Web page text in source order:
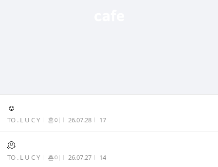
☺️
게시판명
TO . L U C Y 작성자
흔이 작성시간
26.07.28 조회수
17
🫠
게시판명
TO . L U C Y 작성자
흔이 작성시간
26.07.27 조회수
14